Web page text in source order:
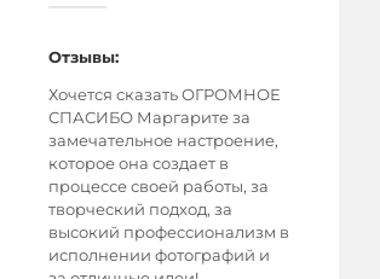
Отзывы:
Хочется сказать ОГРОМНОЕ
СПАСИБО Маргарите за
замечательное настроение,
которое она создает в
процессе своей работы, за
творческий подход, за
высокий профессионализм в
исполнении фотографий и